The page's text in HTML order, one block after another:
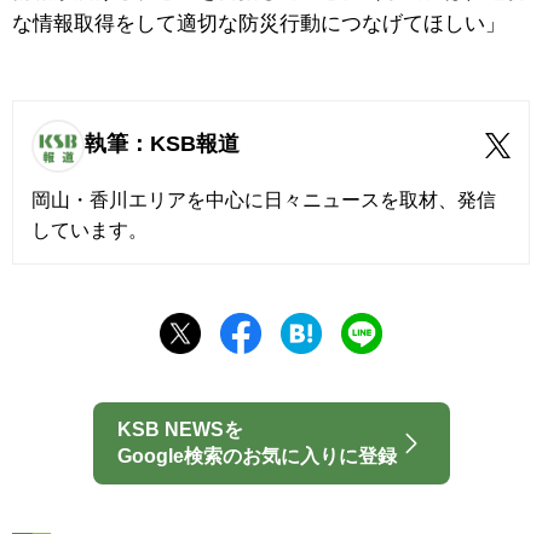
な情報取得をして適切な防災行動につなげてほしい」
執筆：KSB報道
岡山・香川エリアを中心に日々ニュースを取材、発信
しています。
KSB NEWSを
Google検索のお気に入りに登録